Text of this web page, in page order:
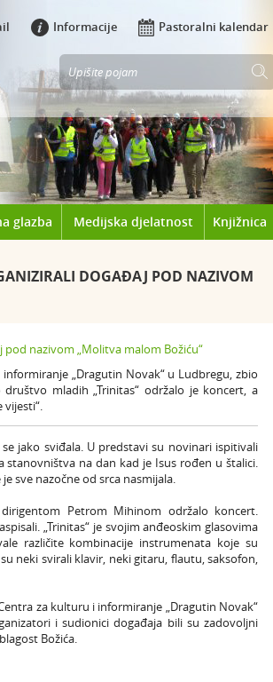
Informacije Pastoralni kalendar
glazba Medijska djelatnost Knjižnica
DOGAĐAJ POD NAZIVOM
„Dragutin Novak“ u Ludbregu, zbio
mladih „Trinitas“ održalo je koncert, a
vijesti“.
jako sviđala. U predstavi su novinari ispitivali
stanovništva na dan kad je Isus rođen u štalici.
sve nazočne od srca nasmijala.
Petrom Mihinom održalo koncert.
„Trinitas“ je svojim anđeoskim glasovima
različite kombinacije instrumenata koje su
neki svirali klavir, neki gitaru, flautu, saksofon,
za kulturu i informiranje „Dragutin Novak“
i sudionici događaja bili su zadovoljni
Božića.